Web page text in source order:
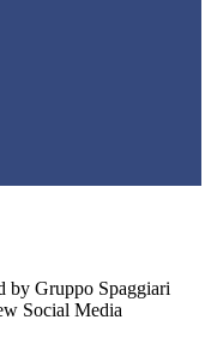
by Gruppo Spaggiari
Social Media